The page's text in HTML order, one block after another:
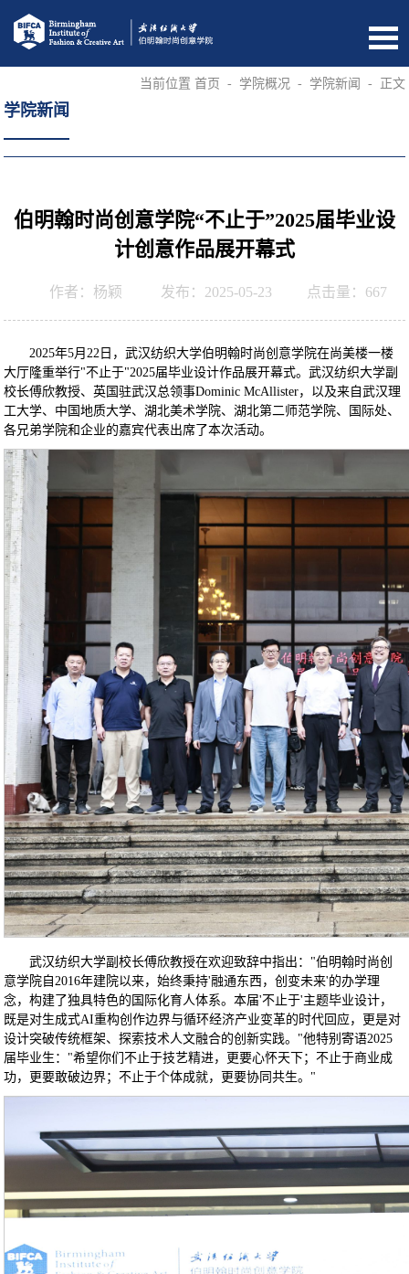
学院新闻
当前位置 首页 - 学院概况 - 学院新闻 - 正文
伯明翰时尚创意学院“不止于”2025届毕业设
计创意作品展开幕式
作者：杨颖 发布：2025-05-23 点击量： 667
2025年5月22日，武汉纺织大学伯明翰时尚创意学院在尚美楼一楼
大厅隆重举行"不止于"2025届毕业设计作品展开幕式。武汉纺织大学副
校长傅欣教授、英国驻武汉总领事Dominic McAllister，以及来自武汉理
工大学、中国地质大学、湖北美术学院、湖北第二师范学院、国际处、
各兄弟学院和企业的嘉宾代表出席了本次活动。
武汉纺织大学副校长傅欣教授在欢迎致辞中指出："伯明翰时尚创
意学院自2016年建院以来，始终秉持'融通东西，创变未来'的办学理
念，构建了独具特色的国际化育人体系。本届'不止于'主题毕业设计，
既是对生成式AI重构创作边界与循环经济产业变革的时代回应，更是对
设计突破传统框架、探索技术人文融合的创新实践。"他特别寄语2025
届毕业生："希望你们不止于技艺精进，更要心怀天下；不止于商业成
功，更要敢破边界；不止于个体成就，更要协同共生。"